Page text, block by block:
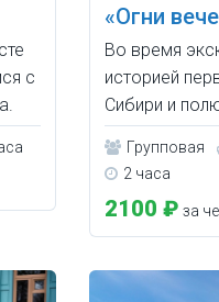
с
«Огни
Во время
историей
Сибири и
Групповая
2 часа
2100 ₽ за